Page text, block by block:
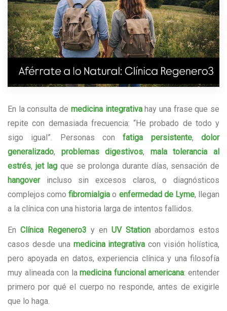
En la consulta de medicina integrativahay una frase que se
repite con demasiada frecuencia: “He probado de todo y
sigo igual”. Personas confatiga persistente,dolor
generalizado, problemas digestivos, mala tolerancia al
estrés, jet lag que se prolonga durante días, sensación de
hangoverincluso sin excesos claros, o diagnósticos
complejos comofibromialgia o enfermedad de Lyme, llegan
a la clínica con una historia larga de intentos fallidos.
En Clínica Regenero3 y en UV Station abordamos estos
casos desde una medicina integrativa con visión holística,
pero apoyada en datos, experiencia clínica y una filosofía
muy alineada con lamedicina funcional americana: entender
primero por qué el cuerpo no responde, antes de exigirle
que lo haga.